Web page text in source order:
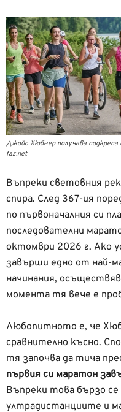
Джойс Хюбнер получава подкрепа
faz.net
Въпреки световния
спира. След 367-ия
по първоначалния си
последователни
октомври 2026 г. Ако
завърши едно от най-
начинания,
момента тя вече е
Любопитното е, че
сравнително късно.
тя започва да тича
първия си маратон
Въпреки това бързо се
ултрадистанциите и